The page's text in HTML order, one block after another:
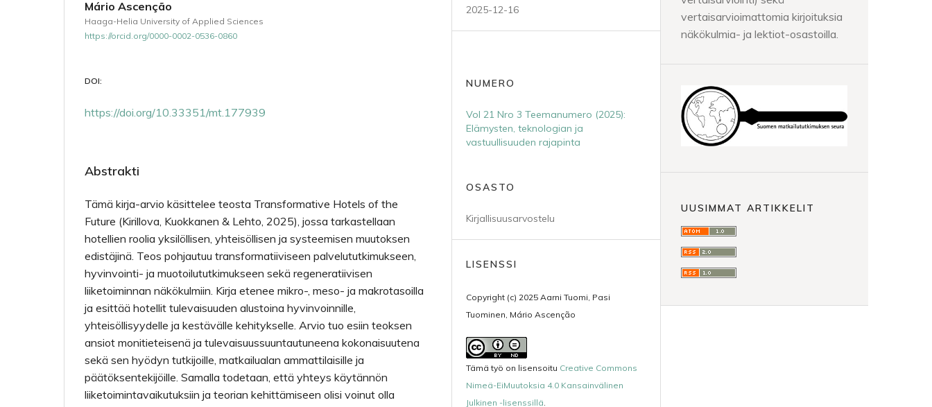
Mário Ascenção
Haaga-Helia University of Applied Sciences
https://orcid.org/0000-0002-0536-0860
DOI:
https://doi.org/10.33351/mt.177939
Abstrakti
Tämä kirja-arvio käsittelee teosta Transformative Hotels of the
Future (Kirillova, Kuokkanen & Lehto, 2025), jossa tarkastellaan
hotellien roolia yksilöllisen, yhteisöllisen ja systeemisen muutoksen
edistäjinä. Teos pohjautuu transformatiiviseen palvelututkimukseen,
hyvinvointi- ja muotoilututkimukseen sekä regeneratiivisen
liiketoiminnan näkökulmiin. Kirja etenee mikro-, meso- ja makrotasoilla
ja esittää hotellit tulevaisuuden alustoina hyvinvoinnille,
yhteisöllisyydelle ja kestävälle kehitykselle. Arvio tuo esiin teoksen
ansiot monitieteisenä ja tulevaisuussuuntautuneena kokonaisuutena
sekä sen hyödyn tutkijoille, matkailualan ammattilaisille ja
päätöksentekijöille. Samalla todetaan, että yhteys käytännön
liiketoimintavaikutuksiin ja teorian kehittämiseen olisi voinut olla
2025-12-16
NUMERO
Vol 21 Nro 3 Teemanumero (2025):
Elämysten, teknologian ja
vastuullisuuden rajapinta
OSASTO
Kirjallisuusarvostelu
LISENSSI
Copyright (c) 2025 Aarni Tuomi, Pasi
Tuominen, Mário Ascenção
Tämä työ on lisensoitu Creative Commons
Nimeä-EiMuutoksia 4.0 Kansainvälinen
Julkinen -lisenssillä.
vertaisarvioimattomia kirjoituksia
näkökulmia- ja lektiot-osastoilla.
UUSIMMAT ARTIKKELIT